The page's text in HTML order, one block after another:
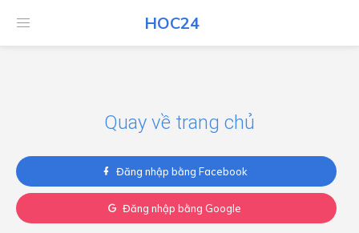
HOC24
HOC24
Quay về trang chủ
Đăng nhập bằng Facebook
Đăng nhập bằng Google